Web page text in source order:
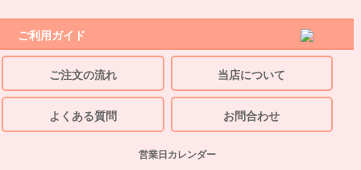
ご利用ガイド
ご注文の流れ 当店について
よくある質問 お問合わせ
営業日カレンダー